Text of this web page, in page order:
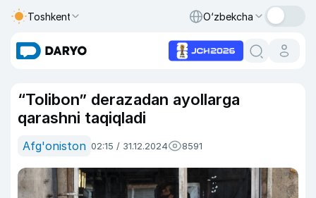
Toshkent O‘zbekcha
“Tolibon” derazadan ayollarga
qarashni taqiqladi
Afg'oniston 02:15 / 31.12.2024 8591